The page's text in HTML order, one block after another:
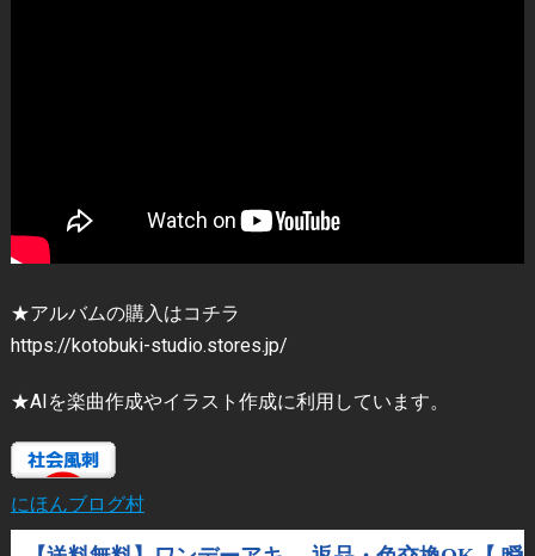
★アルバムの購入はコチラ
https://kotobuki-studio.stores.jp/
★AIを楽曲作成やイラスト作成に利用しています。
にほんブログ村